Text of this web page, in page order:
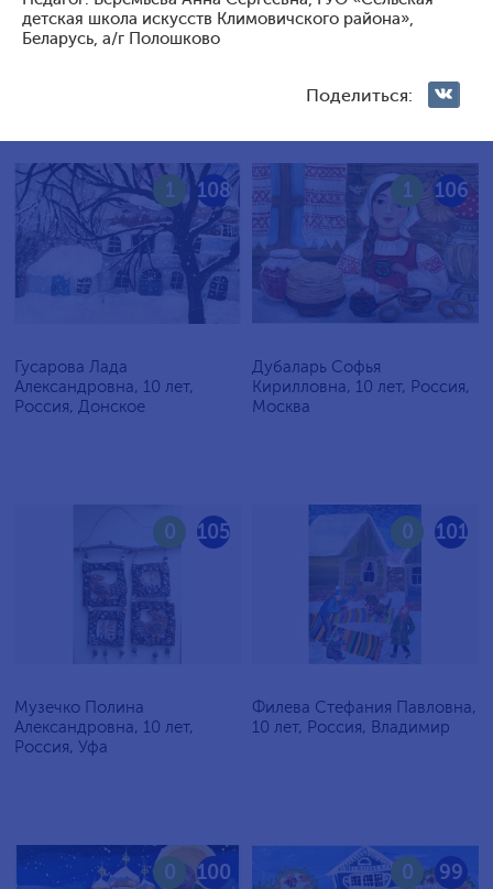
детская школа искусств Климовичского района»,
Беларусь, а/г Полошково
Поделиться:
Голосования зрителей
108
1
Гусарова Лада
Александровна, 10 лет,
Россия, Донское
106
1
Дубаларь Софья
Кирилловна, 10 лет, Россия,
Москва
105
0
Музечко Полина
Александровна, 10 лет,
Россия, Уфа
101
0
Филева Стефания Павловна,
10 лет, Россия, Владимир
100
0 99
0